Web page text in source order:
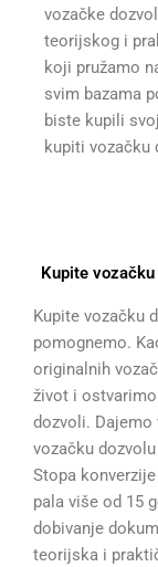
vozačke
teorijskog i
koji pružamo
svim bazama
biste kupili
kupiti vozačku
Kupite
Kupite vozačku
pomognemo.
originalnih
život i
dozvoli. Dajemo
vozačku
Stopa
pala više od 15
dobivanje
teorijska i